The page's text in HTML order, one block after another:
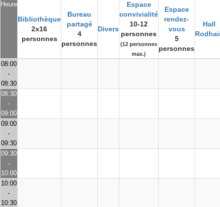
Heure
Bibliothèque
2x16
personnes
Bureau
partagé
4
personnes
Divers
Espace
convivialité
10-12
personnes
(12 personnes
max.)
Espace
rendez-
vous
5
personnes
Hall
08:00
-
08:30
08:30
-
09:00
09:00
-
09:30
09:30
-
10:00
10:00
-
10:30